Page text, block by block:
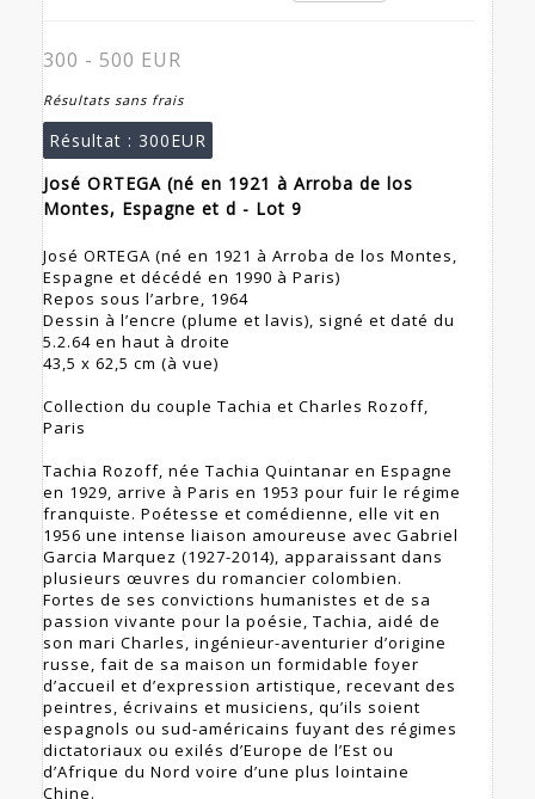
300 - 500 EUR
Résultats sans frais
Résultat : 300EUR
José ORTEGA (né en 1921 à Arroba de los
Montes, Espagne et d - Lot 9
José ORTEGA (né en 1921 à Arroba de los Montes,
Espagne et décédé en 1990 à Paris)
Repos sous l’arbre, 1964
Dessin à l’encre (plume et lavis), signé et daté du
5.2.64 en haut à droite
43,5 x 62,5 cm (à vue)
Collection du couple Tachia et Charles Rozoff,
Paris
Tachia Rozoff, née Tachia Quintanar en Espagne
en 1929, arrive à Paris en 1953 pour fuir le régime
franquiste. Poétesse et comédienne, elle vit en
1956 une intense liaison amoureuse avec Gabriel
Garcia Marquez (1927-2014), apparaissant dans
plusieurs œuvres du romancier colombien.
Fortes de ses convictions humanistes et de sa
passion vivante pour la poésie, Tachia, aidé de
son mari Charles, ingénieur-aventurier d’origine
russe, fait de sa maison un formidable foyer
d’accueil et d’expression artistique, recevant des
peintres, écrivains et musiciens, qu’ils soient
espagnols ou sud-américains fuyant des régimes
dictatoriaux ou exilés d’Europe de l’Est ou
d’Afrique du Nord voire d’une plus lointaine
Chine.